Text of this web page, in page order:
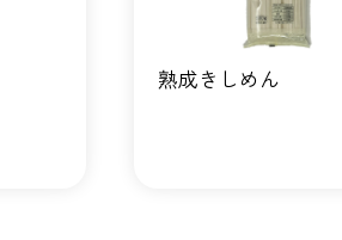
熟成きしめん